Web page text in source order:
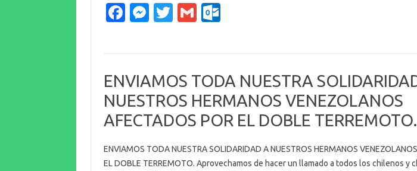
Fa
b
o
o
k
M
n
g
er
T
te
r
G
o
k.
c
o
m
ENVIAMOS TODA NUESTRA
NUESTROS HERMANOS VENEZOLANOS
AFECTADOS POR EL DOBLE TERREMOTO.
ENVIAMOS TODA NUESTRA SOLIDARIDAD A NUESTROS HERMANOS
EL DOBLE TERREMOTO. Aprovechamos de hacer un llamado a todos los chilenos y